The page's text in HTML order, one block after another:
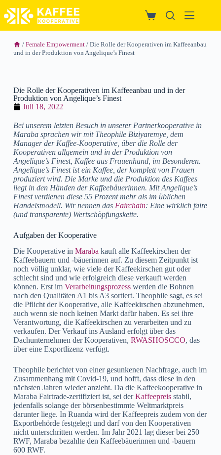
/ Female Empowerment/ Die Rolle der Kooperativen im Kaffeeanbau
und in der Produktion von Angelique’s Finest
Die Rolle der Kooperativen im Kaffeeanbau und in der
Produktion von Angelique’s Finest
Juli 18, 2022
Bei unserem letzten Besuch in unserer Partnerkooperative in
Maraba sprachen wir mit Theophile Biziyaremye, dem
Manager der Kaffee-Kooperative, über die Rolle der
Kooperativen allgemein und in der Produktion von
Angelique’s Finest, Kaffee aus Frauenhand, im Besonderen.
Angelique’s Finest ist ein Kaffee, der komplett von Frauen
produziert wird. Die Marke und die Produktion des Kaffees
liegt in den Händen der Kaffeebäuerinnen. Mit Angelique’s
Finest verdienen diese 55 Prozent mehr als im üblichen
Handelsmodell. Wir nennen das Fairchain: Eine wirklich faire
(und transparente) Wertschöpfungskette.
Aufgaben der Kooperative
Die Kooperative in Maraba kauft alle Kaffeekirschen der
Kaffeebauern und -bäuerinnen auf. Zu diesem Zeitpunkt ist
noch völlig unklar, wie viele der Kaffeekirschen gut oder
schlecht sind und wie erfolgreich diese verkauft werden
können. Erst im Verarbeitungsprozesswerden die Bohnen
nach den Qualitäten A1 bis A3 sortiert. Theophile sagt, es sei
die Pflicht der Kooperative, alle Kaffeekirschen abzunehmen,
auch wenn sie noch keinen Markt dafür haben. Es sei ihre
Verantwortung, die Kaffeekirschen zu verarbeiten und zu
verkaufen. Der Verkauf ins Ausland erfolgt über das
Dachunternehmen der Kooperativen, RWASHOSCCO, das
über eine Exportlizenz verfügt.
Theophile berichtet von einer gesunkenen Nachfrage, auch im
Zusammenhang mit Covid-19, und hofft, dass diese in den
nächsten Jahren wieder anzieht. Da die Kaffeekooperative in
Maraba Fairtrade-zertifiziert ist, sei derKaffeepreisstabil,
jedenfalls solange der börsenbestimmte Weltmarktpreis
darunter liege. In Ruanda wird der Kaffeepreis zudem von der
Exportbehörde festgelegt und darf von den Kooperativen
nicht unterschritten werden. Im Jahr 2021 lag dieser bei 250
RWF, Maraba bezahlte den Kaffeebäuerinnen und -bauern
600 RWF.